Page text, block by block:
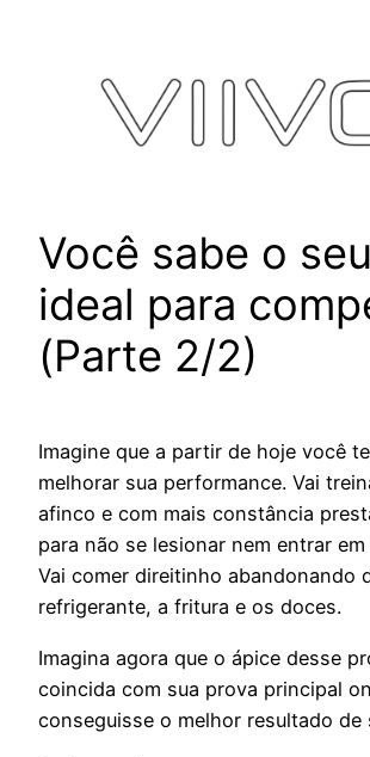
Você sabe o
ideal para
(Parte 2/2)
Imagine que a partir de hoje você
melhorar sua performance. Vai
afinco e com mais constância
para não se lesionar nem entrar em
Vai comer direitinho abandonando
refrigerante, a fritura e os doces.
Imagina agora que o ápice desse
coincida com sua prova principal
conseguisse o melhor resultado de